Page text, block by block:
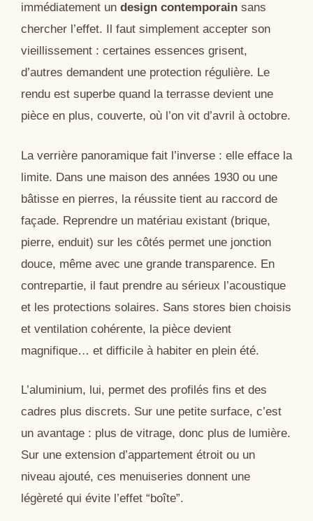
immédiatement un design contemporain sans
chercher l’effet. Il faut simplement accepter son
vieillissement : certaines essences grisent,
d’autres demandent une protection régulière. Le
rendu est superbe quand la terrasse devient une
pièce en plus, couverte, où l’on vit d’avril à octobre.
La verrière panoramique fait l’inverse : elle efface la
limite. Dans une maison des années 1930 ou une
bâtisse en pierres, la réussite tient au raccord de
façade. Reprendre un matériau existant (brique,
pierre, enduit) sur les côtés permet une jonction
douce, même avec une grande transparence. En
contrepartie, il faut prendre au sérieux l’acoustique
et les protections solaires. Sans stores bien choisis
et ventilation cohérente, la pièce devient
magnifique… et difficile à habiter en plein été.
L’aluminium, lui, permet des profilés fins et des
cadres plus discrets. Sur une petite surface, c’est
un avantage : plus de vitrage, donc plus de lumière.
Sur une extension d’appartement étroit ou un
niveau ajouté, ces menuiseries donnent une
légèreté qui évite l’effet “boîte”.